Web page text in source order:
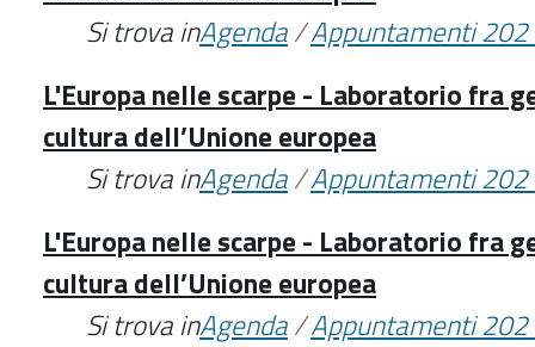
Si trova inAgenda/Appuntamenti
L'Europa nelle scarpe - Laboratorio fra
cultura dell’Unione europea
Si trova inAgenda/Appuntamenti
L'Europa nelle scarpe - Laboratorio fra
cultura dell’Unione europea
Si trova inAgenda/Appuntamenti